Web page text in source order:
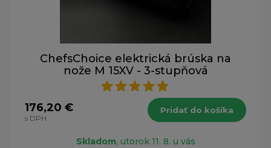
ChefsChoice elektrická brúska na
nože M 15XV - 3-stupňová
176,20 €
s DPH
Pridať do košíka
Skladom, utorok 11. 8. u vás